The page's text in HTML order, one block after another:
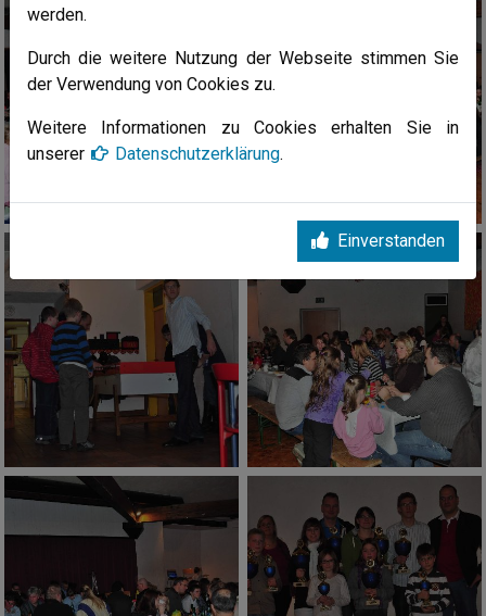
werden.
Durch die weitere Nutzung der Webseite stimmen Sie
der Verwendung von Cookies zu.
Weitere Informationen zu Cookies erhalten Sie in
unserer
Datenschutzerklärung.
Einverstanden